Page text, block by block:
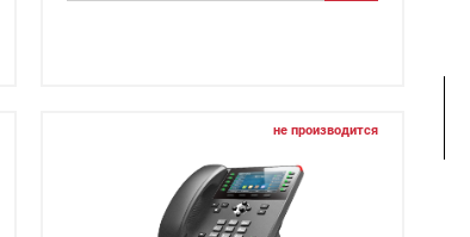
не производится